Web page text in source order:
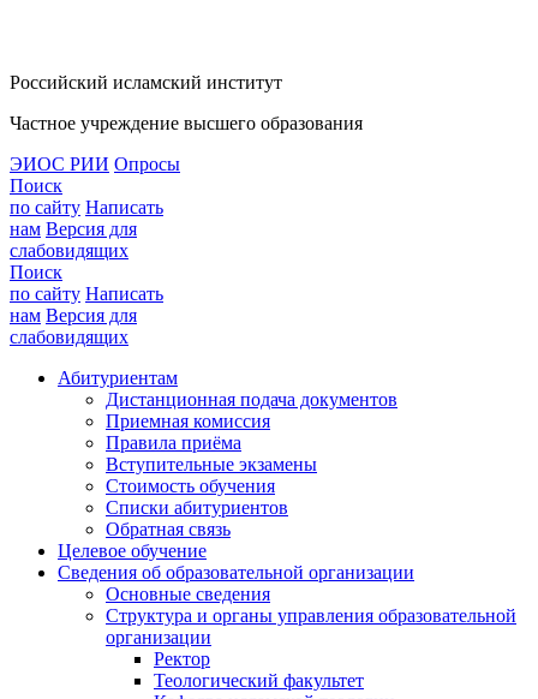
Российский исламский институт
Частное учреждение высшего образования
ЭИОС РИИ Опросы
Поиск
по сайту Написать
нам Версия для
слабовидящих
Поиск
по сайту Написать
нам Версия для
слабовидящих
Абитуриентам
Дистанционная подача документов
Приемная комиссия
Правила приёма
Вступительные экзамены
Стоимость обучения
Списки абитуриентов
Обратная связь
Целевое обучение
Сведения об образовательной организации
Основные сведения
Структура и органы управления образовательной
организации
Ректор
Теологический факультет